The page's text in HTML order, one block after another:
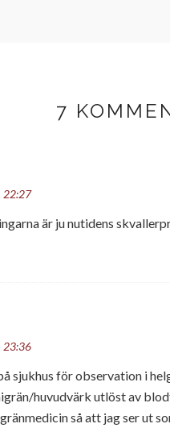
7
22:27
är ju nutidens
23:36
sjukhus för observation i
huvudvärk utlöst av
så att jag ser ut